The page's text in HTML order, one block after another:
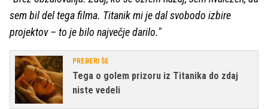
sem bil del tega filma. Titanik mi je dal svobodo izbire
projektov – to je bilo največje darilo."
PREBERI ŠE
Tega o golem prizoru iz Titanika do zdaj
niste vedeli